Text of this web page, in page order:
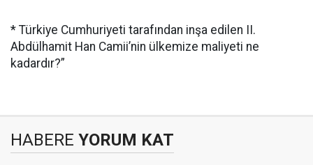
* Türkiye Cumhuriyeti tarafından inşa edilen II.
Abdülhamit Han Camii’nin ülkemize maliyeti ne
kadardır?”
HABERE YORUM KAT